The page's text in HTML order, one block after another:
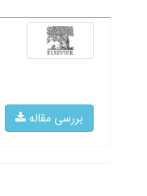
بررسی مقاله